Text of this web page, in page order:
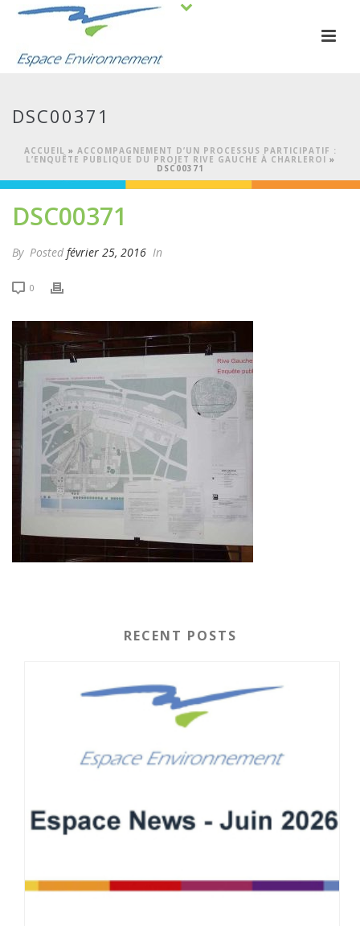
DSC00371
ACCUEIL » ACCOMPAGNEMENT D’UN PROCESSUS PARTICIPATIF :
L’ENQUÊTE PUBLIQUE DU PROJET RIVE GAUCHE À CHARLEROI »
DSC00371
DSC00371
By Posted février 25, 2016 In
0
RECENT POSTS